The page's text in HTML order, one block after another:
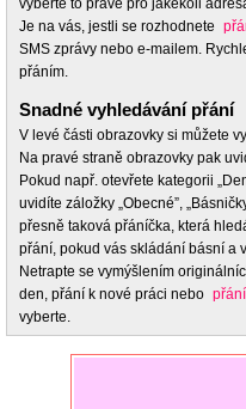
vyberte to pravé pro jakékoli
Je na vás, jestli se rozhodnete
SMS zprávy nebo e-mailem.
přáním.
Snadné vyhledávání přání
V levé části obrazovky si můžete
Na pravé straně obrazovky pak
Pokud např. otevřete kategorii
uvidíte záložky „Obecné”,
přesně taková přáníčka, která
přání, pokud vás skládání básní a
Netrapte se vymýšlením
den, přání k nové práci nebo
vyberte.